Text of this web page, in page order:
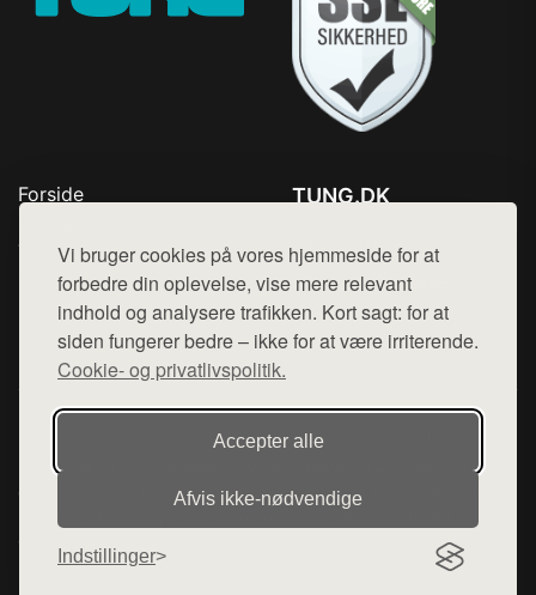
Vi bruger cookies på vores hjemmeside for at
forbedre din oplevelse, vise mere relevant
indhold og analysere trafikken. Kort sagt: for at
siden fungerer bedre – ikke for at være irriterende.
Cookie- og privatlivspolitik.
Accepter alle
Afvis ikke‑nødvendige
Indstillinger
Forside
Top Rabatter
Kontakt
TUNG.DK
Mail: hej@want.dk
Cookie- og privatlivspolitik
Denne side er en del af want.dk, der udgiver en række
hjemmesider med præsentation af forskellige produkter fra
diverse webshops. Der sælges ikke varer fra denne side - vi
henviser til de shops, som sælger varen. Vi har heller ikke
varerne på lager.